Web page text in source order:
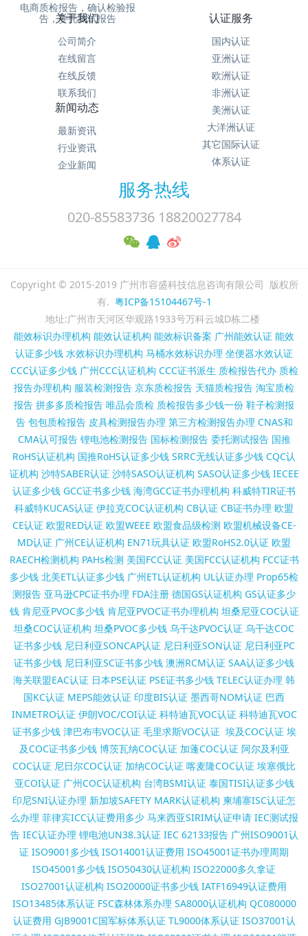
电商质检报告，确认检验报
告，委托测试报告
关于我们
公司简介
在线留言
在线反馈
联系我们
认证服务
国内认证
亚洲认证
欧洲认证
非洲认证
美洲认证
大洋洲认证
其它国际认证
体系认证
新闻动态
最新资讯
行业资讯
企业新闻
服务热线
020-85583736 18820027784
Copyright © 2015-2019 广州市容盛科技信息咨询有限公司 版权所
有. 粤ICP备15104467号-1
地址:广州市天河区华观路1933号万科云城D栋二楼
能效标识办理机构 能效认证机构 能效标识备案 广州能效认证 能效
认证多少钱 水效标识办理机构 马桶水效标识办理 坐便器水效认证
CCC认证多少钱 广州CCC认证机构 CCC证书派生 质检报告代办 质检
报告办理机构 服装检测报告 京东质检报告 天猫质检报告 淘宝质检
报告 拼多多质检报告 唯品会质检 质检报告多少钱一份 鞋子检测报
告 包包质检报告 皮具检测报告办理 第三方检测报告办理 CNAS和
CMA认可报告 锂电池检测报告 国标检测报告 委托测试报告 国推
RoHS认证机构 国推RoHS认证多少钱 SRRC无线认证多少钱 CQC认
证机构 沙特SABER认证 沙特SASO认证机构 SASO认证多少钱 IECEE
认证多少钱 GCC证书多少钱 海湾GCC证书办理机构 科威特TIR证书
科威特KUCAS认证 伊拉克COC认证机构 CB认证 CB证书办理 欧盟
CE认证 欧盟RED认证 欧盟WEEE 欧盟食品级检测 欧盟机械设备CE-
MD认证 广州CE认证机构 EN71玩具认证 欧盟RoHS2.0认证 欧盟
RAECH检测机构 PAHs检测 美国FCC认证 美国FCC认证机构 FCC证书
多少钱 北美ETL认证多少钱 广州ETL认证机构 UL认证办理 Prop65检
测报告 亚马逊CPC证书办理 FDA注册 德国GS认证机构 GS认证多少
钱 肯尼亚PVOC多少钱 肯尼亚PVOC证书办理机构 坦桑尼亚COC认证
坦桑COC认证机构 坦桑PVOC多少钱 乌干达PVOC认证 乌干达COC
证书多少钱 尼日利亚SONCAP认证 尼日利亚SON认证 尼日利亚PC
证书多少钱 尼日利亚SC证书多少钱 澳洲RCM认证 SAA认证多少钱
海关联盟EAC认证 日本PSE认证 PSE证书多少钱 TELEC认证办理 韩
国KC认证 MEPS能效认证 印度BIS认证 墨西哥NOM认证 巴西
INMETRO认证 伊朗VOC/COI认证 科特迪瓦VOC认证 科特迪瓦VOC
证书多少钱 津巴布韦VOC认证 毛里求斯VOC认证 埃及COC认证 埃
及COC证书多少钱 博茨瓦纳COC认证 加蓬COC认证 阿尔及利亚
COC认证 尼日尔COC认证 加纳COC认证 喀麦隆COC认证 埃塞俄比
亚COI认证 广州COC认证机构 台湾BSMI认证 泰国TISI认证多少钱
印尼SNI认证办理 新加坡SAFETY MARK认证机构 柬埔寨ISC认证怎
么办理 菲律宾ICC认证费用多少 马来西亚SIRIM认证申请 IEC测试报
告 IEC认证办理 锂电池UN38.3认证 IEC 62133报告 广州ISO9001认
证 ISO9001多少钱 ISO14001认证费用 ISO45001证书办理周期
ISO45001多少钱 ISO50430认证机构 ISO22000多久拿证
ISO27001认证机构 ISO20000证书多少钱 IATF16949认证费用
ISO13485体系认证 FSC森林体系办理 SA8000认证机构 QC080000
认证费用 GJB9001C国军标体系认证 TL9000体系认证 ISO37001认